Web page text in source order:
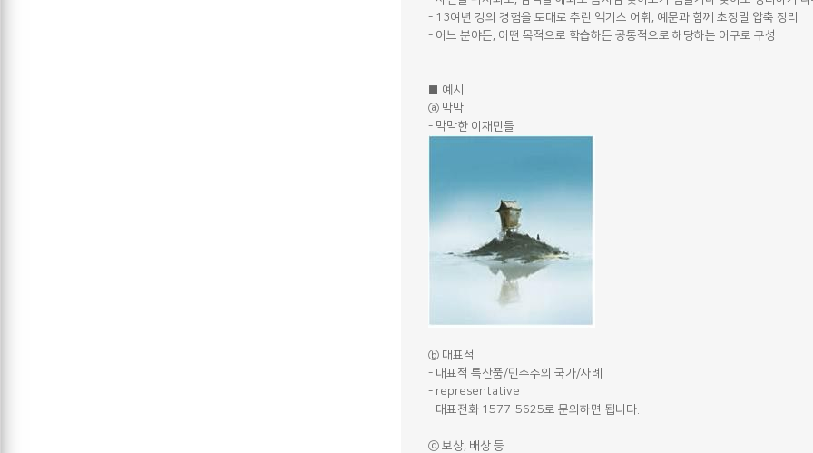
- 13여년 강의 경험을 토대로 추린 엑기스 어휘, 예문과 함께 초정밀 압축 정리
- 어느 분야든, 어떤 목적으로 학습하든 공통적으로 해당하는 어구로 구성
■ 예시
ⓐ 막막
- 막막한 이재민들
ⓑ 대표적
- 대표적 특산품/민주주의 국가/사례
- representative
- 대표전화 1577-5625로 문의하면 됩니다.
ⓒ 보상, 배상 등